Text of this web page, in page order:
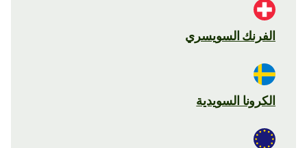
الفرنك السويسري
الكرونا السويدية